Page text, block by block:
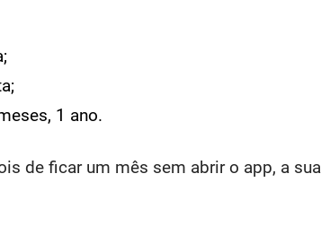
1 ano.
de ficar um mês sem abrir o app, a